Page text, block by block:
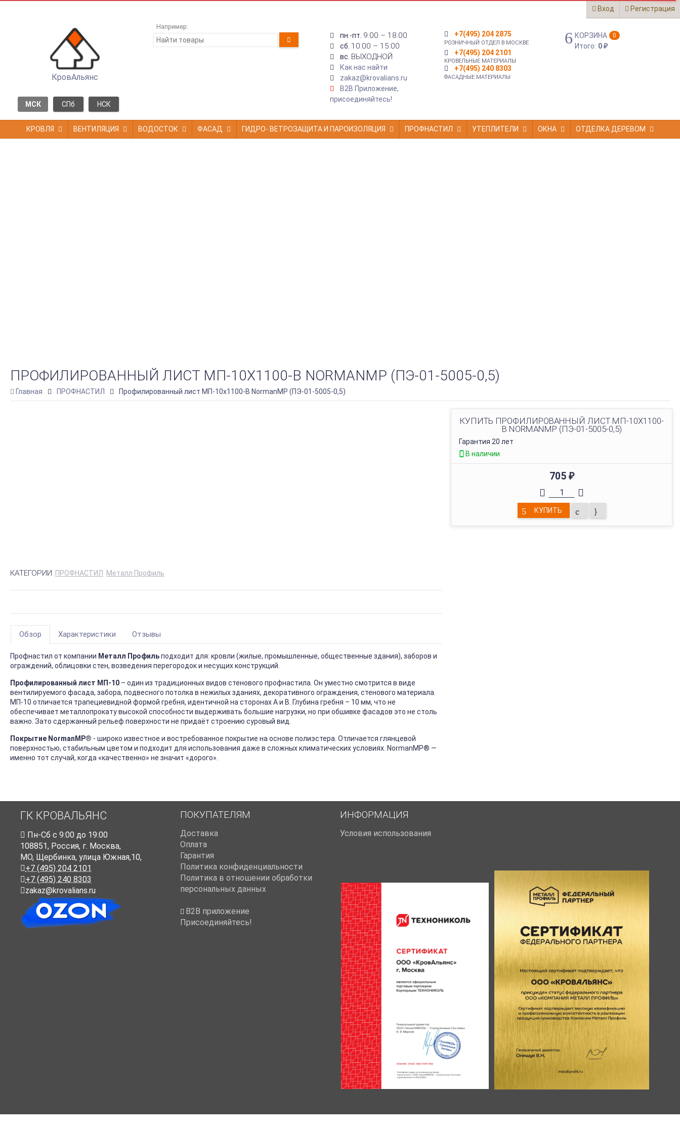
Вход Регистрация
КровАльянс
МСК СПб НСК
Например:
пн.-пт. 9:00 – 18:00
сб. 10:00 – 15:00
вс. ВЫХОДНОЙ
Как нас найти
zakaz@krovalians.ru
B2B Приложение,
присоединяйтесь!
+7(495) 204 2875
РОЗНИЧНЫЙ ОТДЕЛ В МОСКВЕ
+7(495) 204 2101
КРОВЕЛЬНЫЕ МАТЕРИАЛЫ
+7(495) 240 8303
ФАСАДНЫЕ МАТЕРИАЛЫ
КОРЗИНА 0
Итого: 0₽
КРОВЛЯ ВЕНТИЛЯЦИЯ ВОДОСТОК ФАСАД ГИДРО- ВЕТРОЗАЩИТА И ПАРОИЗОЛЯЦИЯ ПРОФНАСТИЛ УТЕПЛИТЕЛИ ОКНА ОТДЕЛКА ДЕРЕВОМ
ПРОФИЛИРОВАННЫЙ ЛИСТ МП-10Х1100-B NORMANMP (ПЭ-01-5005-0,5)
Главная ПРОФНАСТИЛ Профилированный лист МП-10х1100-B NormanMP (ПЭ-01-5005-0,5)
КУПИТЬ ПРОФИЛИРОВАННЫЙ ЛИСТ МП-10Х1100-
B NORMANMP (ПЭ-01-5005-0,5)
Гарантия 20 лет
В наличии
705 ₽
КУПИТЬ
КАТЕГОРИИ: ПРОФНАСТИЛ Металл Профиль
Обзор Характеристики Отзывы
Профнастил от компании Металл Профильподходит для: кровли (жилые, промышленные, общественные здания), заборов и
ограждений, облицовки стен, возведения перегородок и несущих конструкций.
Профилированный лист МП-10 – один из традиционных видов стенового профнастила. Он уместно смотрится в виде
вентилируемого фасада, забора, подвесного потолка в нежилых зданиях, декоративного ограждения, стенового материала.
МП-10 отличается трапециевидной формой гребня, идентичной на сторонах А и В. Глубина гребня – 10 мм, что не
обеспечивает металлопрокату высокой способности выдерживать большие нагрузки, но при обшивке фасадов это не столь
важно. Зато сдержанный рельеф поверхности не придаёт строению суровый вид.
Покрытие NormanMP® - широко известное и востребованное покрытие на основе полиэстера. Отличается глянцевой
поверхностью, стабильным цветом и подходит для использования даже в сложных климатических условиях. NormanMP® —
именно тот случай, когда «качественно» не значит «дорого».
ГК КРОВАЛЬЯНС
Пн-Cб с 9:00 до 19:00
108851, Россия, г. Москва,
МО, Щербинка, улица Южная,10,
+7 (495) 204 2101
+7 (495) 240 8303
zakaz@krovalians.ru
ПОКУПАТЕЛЯМ
Доставка
Оплата
Гарантия
Политика конфиденциальности
Политика в отношении обработки
персональных данных
B2B приложение
Присоединяйтесь!
ИНФОРМАЦИЯ
Условия использования